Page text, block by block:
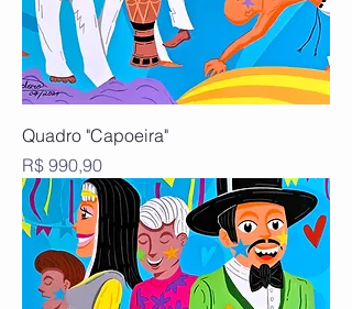
Quadro "Capoeira"
Preço
R$ 990,90